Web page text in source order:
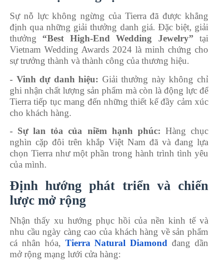
Sự nỗ lực không ngừng của Tierra đã được khẳng
định qua những giải thưởng danh giá. Đặc biệt, giải
thưởng “Best High-End Wedding Jewelry” tại
Vietnam Wedding Awards 2024 là minh chứng cho
sự trưởng thành và thành công của thương hiệu.
- Vinh dự danh hiệu: Giải thưởng này không chỉ
ghi nhận chất lượng sản phẩm mà còn là động lực để
Tierra tiếp tục mang đến những thiết kế đầy cảm xúc
cho khách hàng.
- Sự lan tỏa của niềm hạnh phúc: Hàng chục
nghìn cặp đôi trên khắp Việt Nam đã và đang lựa
chọn Tierra như một phần trong hành trình tình yêu
của mình.
Định hướng phát triển và chiến
lược mở rộng
Nhận thấy xu hướng phục hồi của nền kinh tế và
nhu cầu ngày càng cao của khách hàng về sản phẩm
cá nhân hóa, Tierra Natural Diamond đang dần
mở rộng mạng lưới cửa hàng: